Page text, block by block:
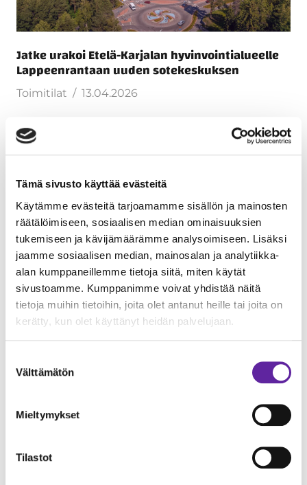
Tämä sivusto käyttää evästeitä
Käytämme evästeitä tarjoamamme sisällön ja mainosten
räätälöimiseen, sosiaalisen median ominaisuuksien
tukemiseen ja kävijämäärämme analysoimiseen. Lisäksi
jaamme sosiaalisen median, mainosalan ja analytiikka-
alan kumppaneillemme tietoja siitä, miten käytät
sivustoamme. Kumppanimme voivat yhdistää näitä
tietoja muihin tietoihin, joita olet antanut heille tai joita on
kerätty, kun olet käyttänyt heidän palvelujaan.
valinta
Välttämätön
Mieltymykset
Tilastot
Jatke urakoi Etelä-Karjalan hyvinvointialueelle
Lappeenrantaan uuden sotekeskuksen
Toimitilat 13.04.2026
Espoon kaupungin Hurraa!-palkinto
Espoonlahden terveysaseman
Korjausrakentaminen 24.03.2026